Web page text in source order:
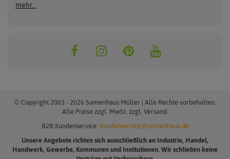
Nützlinge & Nisthilfen
Exotische Samen
Rasensamen
Pflanzgut
Pflanzschalotten
Steckzwiebeln
ReNatura Vogelwelt
mehr...
© Copyright 2003 - 2026 Samenhaus Müller | Alle Rechte vorbehalten.
Alle Preise zzgl. MwSt. zzgl. Versand.
B2B Kundenservice: kundenservice@samenhaus.de
Unsere Angebote richten sich ausschließlich an Industrie, Handel,
Handwerk, Gewerbe, Kommunen und Institutionen. Wir schließen keine